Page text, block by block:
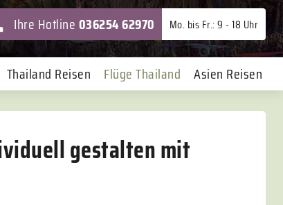
Ihre Hotline036254 62970 Mo. bis Fr.: 9 - 18 Uhr
Thailand Reisen Flüge Thailand Asien Reisen
gestalten mit